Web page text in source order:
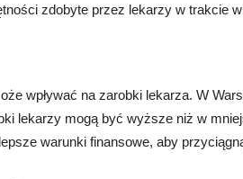
zdobyte przez lekarzy w trakcie
wpływać na zarobki lekarza. W
lekarzy mogą być wyższe niż w
warunki finansowe, aby